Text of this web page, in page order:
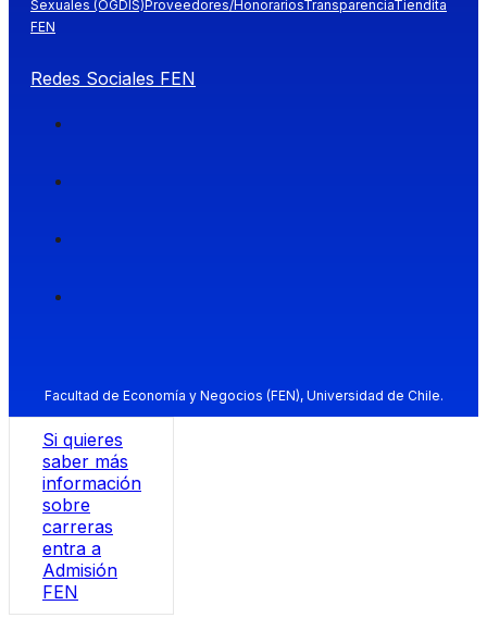
Sexuales (OGDIS)Proveedores/HonorariosTransparenciaTiendita
FEN
Redes Sociales FEN
Facultad de Economía y Negocios (FEN), Universidad de Chile.
Si quieres
saber más
información
sobre
carreras
entra a
Admisión
FEN